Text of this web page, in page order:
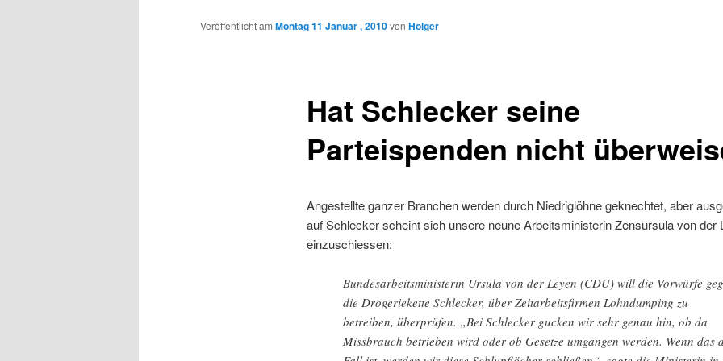
Inhalt
Hat Schlecker seine
Parteispenden nicht
Veröffentlicht am Montag 11 Januar , 2010von Holger
Angestellte ganzer Branchen werden durch Niedriglöhne geknechtet, aber
auf Schlecker scheint sich unsere neune Arbeitsministerin Zensursula von der
einzuschiessen:
Bundesarbeitsministerin Ursula von der Leyen (CDU) will die Vorwürfe
die Drogeriekette Schlecker, über Zeitarbeitsfirmen Lohndumping zu
betreiben, überprüfen. „Bei Schlecker gucken wir sehr genau hin, ob da
Missbrauch betrieben wird oder ob Gesetze umgangen werden. Wenn das